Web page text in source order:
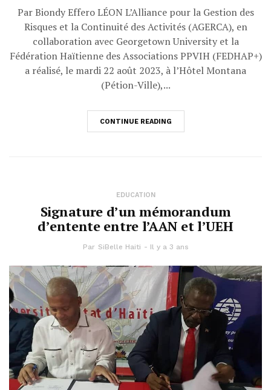
Par Biondy Effero LÉON L’Alliance pour la Gestion des
Risques et la Continuité des Activités (AGERCA), en
collaboration avec Georgetown University et la
Fédération Haïtienne des Associations PPVIH (FEDHAP+)
a réalisé, le mardi 22 août 2023, à l’Hôtel Montana
(Pétion-Ville),...
CONTINUE READING
EDUCATION
Signature d’un mémorandum
d’entente entre l’AAN et l’UEH
Par SiBelle Haiti Il y a 3 ans